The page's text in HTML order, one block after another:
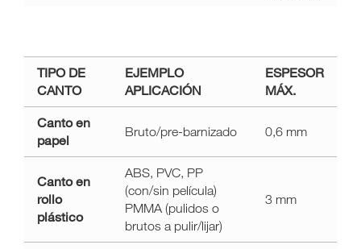
TIPO DE
CANTO
EJEMPLO
APLICACIÓN
ESPESOR
MÁX.
Canto en
papel
Bruto/pre-barnizado 0,6 mm
Canto en
rollo
plástico
ABS, PVC, PP
(con/sin película)
PMMA (pulidos o
brutos a pulir/lijar)
3 mm